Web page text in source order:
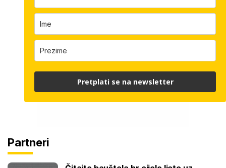
Partneri
Pretplati se na newsletter